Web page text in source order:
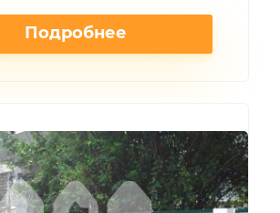
Подробнее